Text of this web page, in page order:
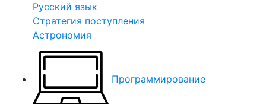
Русский язык
Стратегия поступления
Астрономия
Программирование